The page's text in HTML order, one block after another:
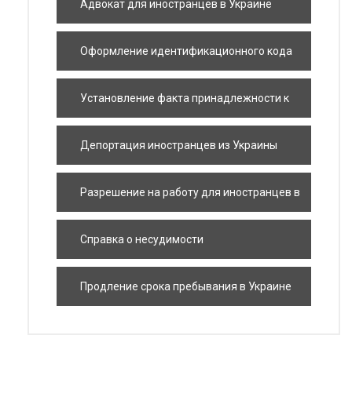
Адвокат для иностранцев в Украине
Оформление идентификационного кода
Установление факта принадлежности к
Депортация иностранцев из Украины
Разрешение на работу для иностранцев в
Справка о несудимости
Продление срока пребывания в Украине